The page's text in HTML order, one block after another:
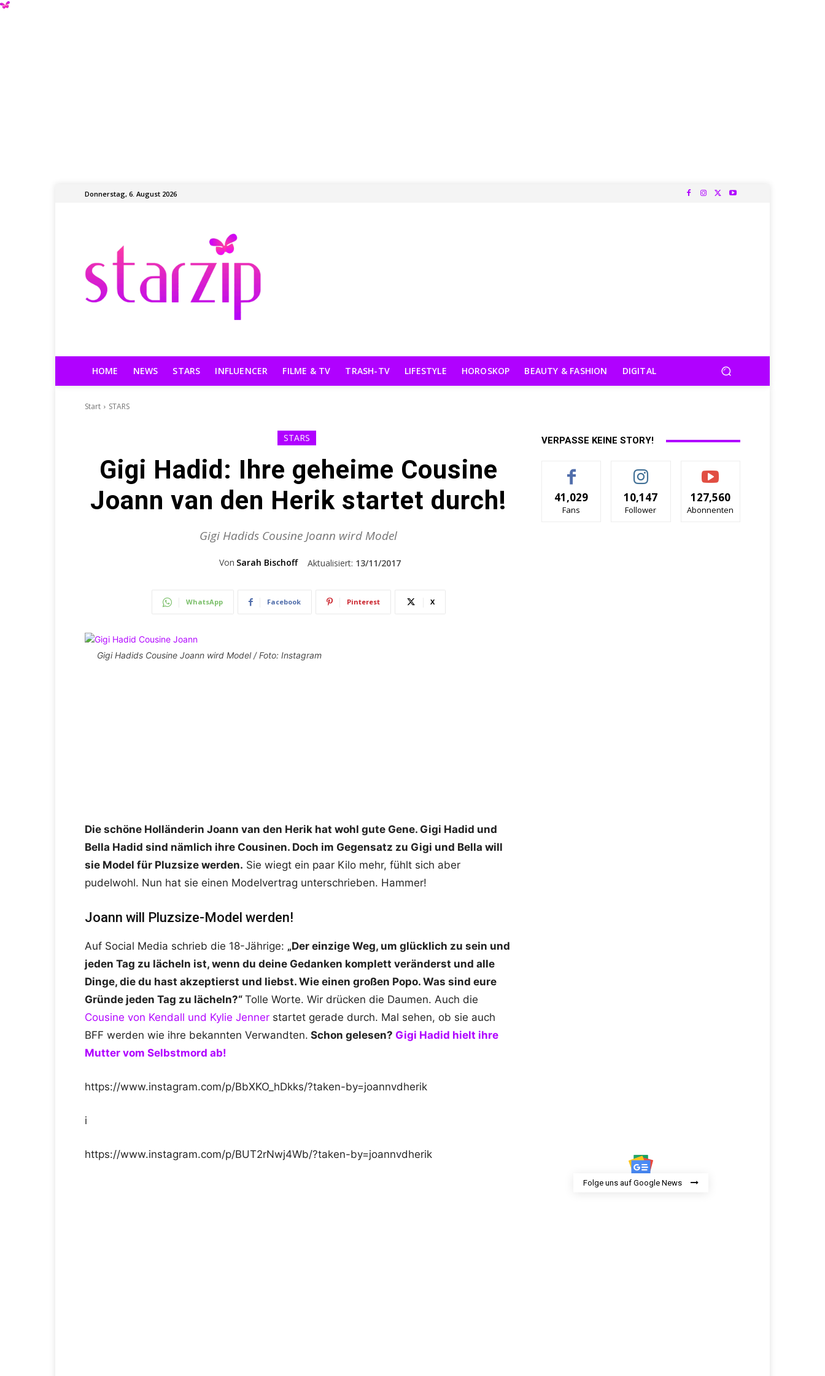
Donnerstag, 6. August 2026
HOME NEWS STARS INFLUENCER FILME & TV TRASH-TV LIFESTYLE HOROSKOP BEAUTY & FASHION DIGITAL
Start STARS
STARS
Gigi Hadid: Ihre geheime Cousine
Joann van den Herik startet durch!
Gigi Hadids Cousine Joann wird Model
Von Sarah Bischoff Aktualisiert: 13/11/2017
WhatsApp Facebook Pinterest X
Gigi Hadids Cousine Joann wird Model / Foto: Instagram
Die schöne Holländerin Joann van den Herik hat wohl gute Gene. Gigi Hadid und
Bella Hadid sind nämlich ihre Cousinen. Doch im Gegensatz zu Gigi und Bella will
sie Model für Pluzsize werden. Sie wiegt ein paar Kilo mehr, fühlt sich aber
pudelwohl. Nun hat sie einen Modelvertrag unterschrieben. Hammer!
Joann will Pluzsize-Model werden!
Auf Social Media schrieb die 18-Jährige: „Der einzige Weg, um glücklich zu sein und
jeden Tag zu lächeln ist, wenn du deine Gedanken komplett veränderst und alle
Dinge, die du hast akzeptierst und liebst. Wie einen großen Popo. Was sind eure
Gründe jeden Tag zu lächeln?“ Tolle Worte. Wir drücken die Daumen. Auch die
Cousine von Kendall und Kylie Jenner startet gerade durch. Mal sehen, ob sie auch
BFF werden wie ihre bekannten Verwandten. Schon gelesen? Gigi Hadid hielt ihre
Mutter vom Selbstmord ab!
https://www.instagram.com/p/BbXKO_hDkks/?taken-by=joannvdherik
i
https://www.instagram.com/p/BUT2rNwj4Wb/?taken-by=joannvdherik
VERPASSE KEINE STORY!
41,029
Fans
10,147
Follower
127,560
Abonnenten
Folge uns auf Google News